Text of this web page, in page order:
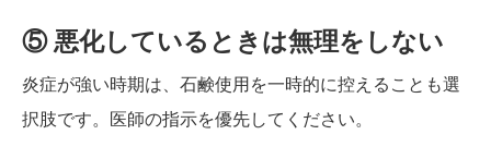
⑤ 悪化しているときは無理をしない
炎症が強い時期は、石鹸使用を一時的に控えることも選
択肢です。医師の指示を優先してください。